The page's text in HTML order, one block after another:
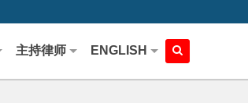
主持律师 ENGLISH